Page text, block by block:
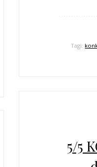
Tagi:
5/5